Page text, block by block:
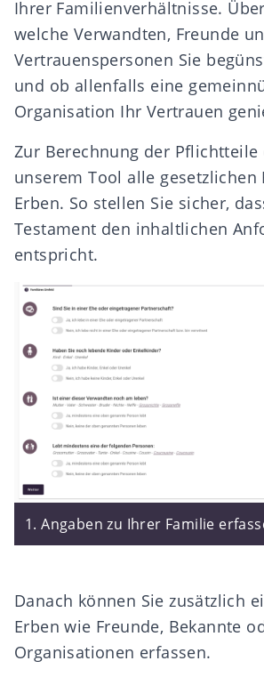
Ihrer Familienverhältnisse.
welche Verwandten, Freunde
Vertrauenspersonen Sie
und ob allenfalls eine
Organisation Ihr Vertrauen
Zur Berechnung der Pflichtteile
unserem Tool alle gesetzlichen
Erben. So stellen Sie sicher,
Testament den inhaltlichen
entspricht.
1. Angaben zu Ihrer Familie
Danach können Sie zusätzlich
Erben wie Freunde, Bekannte
Organisationen erfassen.